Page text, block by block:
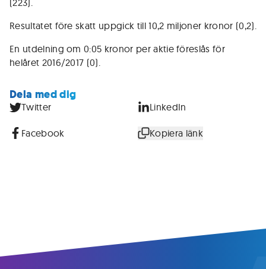
(223).
Resultatet före skatt uppgick till 10,2 miljoner kronor (0,2).
En utdelning om 0:05 kronor per aktie föreslås för
helåret 2016/2017 (0).
Dela med dig
Twitter LinkedIn
Facebook Kopiera länk